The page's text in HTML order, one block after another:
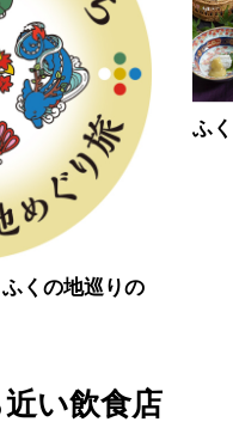
くの地巡りの
ふ
い飲食店